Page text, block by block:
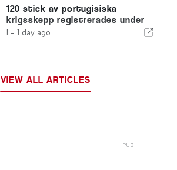
120 stick av portugisiska
krigsskepp registrerades under
en enda dag
I - 1 day ago
VIEW ALL ARTICLES